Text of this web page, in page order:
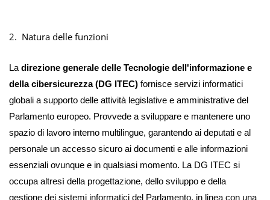
2. Natura delle funzioni
La direzione generale delle Tecnologie dell'informazione e
della cibersicurezza (DG ITEC) fornisce servizi informatici
globali a supporto delle attività legislative e amministrative del
Parlamento europeo. Provvede a sviluppare e mantenere uno
spazio di lavoro interno multilingue, garantendo ai deputati e al
personale un accesso sicuro ai documenti e alle informazioni
essenziali ovunque e in qualsiasi momento. La DG ITEC si
occupa altresì della progettazione, dello sviluppo e della
gestione dei sistemi informatici del Parlamento, in linea con una